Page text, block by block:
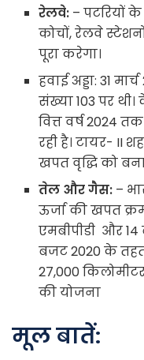
रेलवे: – पटरियों
कोचों, रेलवे
पूरा करेगा।
हवाई अड्डा: 31
संख्या 103 पर
वित्त वर्ष 2024
रही है। टायर- II
खपत वृद्धि को
तेल और गैस: –
ऊर्जा की खपत
एमबीपीडी और 14
बजट 2020 के
27,000
की योजना
मूल बातें: